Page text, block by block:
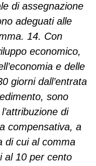
di assegnazione
adeguati alle
14. Con
economico,
e delle
giorni dall’entrata
sono
di
compensativa, a
di cui al comma
al 10 per cento